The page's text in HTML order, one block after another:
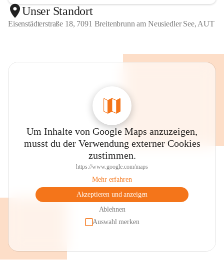
Unser Standort
Eisenstädterstraße 18, 7091 Breitenbrunn am Neusiedler See, AUT
Um Inhalte von Google Maps anzuzeigen,
musst du der Verwendung externer Cookies
zustimmen.
https://www.google.com/maps
Mehr erfahren
Akzeptieren und anzeigen
Ablehnen
Auswahl merken